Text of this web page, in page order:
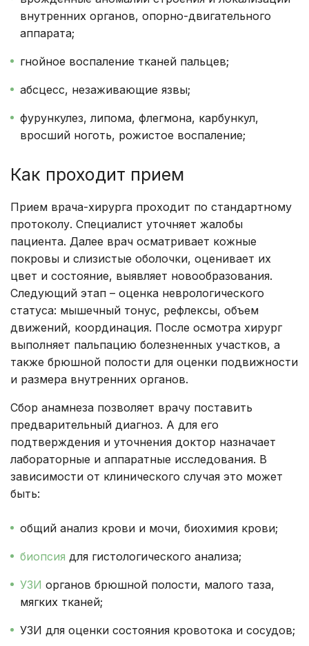
внутренних органов, опорно-двигательного
аппарата;
гнойное воспаление тканей пальцев;
абсцесс, незаживающие язвы;
фурункулез, липома, флегмона, карбункул,
вросший ноготь, рожистое воспаление;
Как проходит прием
Прием врача-хирурга проходит по стандартному
протоколу. Специалист уточняет жалобы
пациента. Далее врач осматривает кожные
покровы и слизистые оболочки, оценивает их
цвет и состояние, выявляет новообразования.
Следующий этап – оценка неврологического
статуса: мышечный тонус, рефлексы, объем
движений, координация. После осмотра хирург
выполняет пальпацию болезненных участков, а
также брюшной полости для оценки подвижности
и размера внутренних органов.
Сбор анамнеза позволяет врачу поставить
предварительный диагноз. А для его
подтверждения и уточнения доктор назначает
лабораторные и аппаратные исследования. В
зависимости от клинического случая это может
быть:
общий анализ крови и мочи, биохимия крови;
биопсия для гистологического анализа;
УЗИ органов брюшной полости, малого таза,
мягких тканей;
УЗИ для оценки состояния кровотока и сосудов;